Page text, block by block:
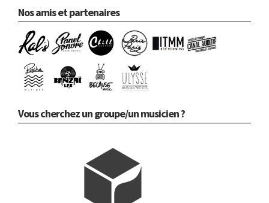
Nos amis et partenaires
Vous cherchez un groupe/un musicien ?